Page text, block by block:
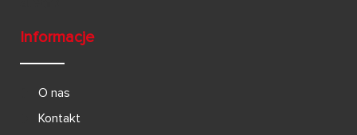
Informacje
O nas
Kontakt